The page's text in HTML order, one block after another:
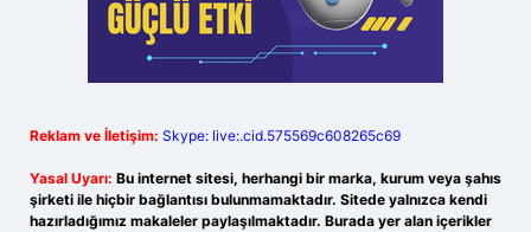
Reklam ve İletişim: Skype: live:.cid.575569c608265c69
Yasal Uyarı: Bu internet sitesi, herhangi bir marka, kurum veya şahıs
şirketi ile hiçbir bağlantısı bulunmamaktadır. Sitede yalnızca kendi
hazırladığımız makaleler paylaşılmaktadır. Burada yer alan içerikler